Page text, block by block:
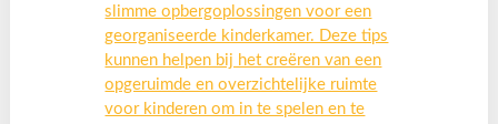
slimme opbergoplossingen voor een
georganiseerde kinderkamer. Deze tips
kunnen helpen bij het creëren van een
opgeruimde en overzichtelijke ruimte
voor kinderen om in te spelen en te